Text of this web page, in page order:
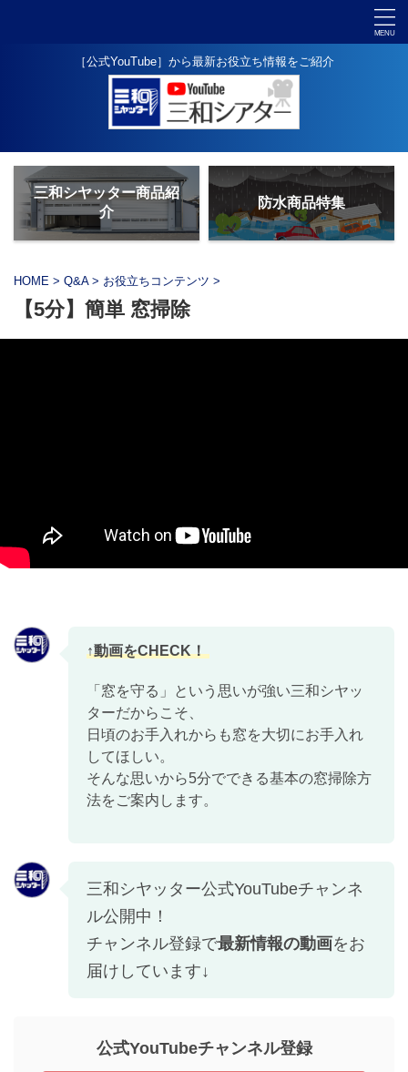
［公式YouTube］から最新お役立ち情報をご紹介
三和シヤッター商品紹
介
防水商品特集
HOME > Q&A > お役立ちコンテンツ >
【5分】簡単 窓掃除
「窓を守る」という思いが強い三和シヤッ
ターだからこそ、
日頃のお手入れからも窓を大切にお手入れ
してほしい。
そんな思いから5分でできる基本の窓掃除方
法をご案内します。
三和シヤッター公式YouTubeチャンネ
ル公開中！
チャンネル登録で最新情報の動画をお
届けしています↓
公式YouTubeチャンネル登録